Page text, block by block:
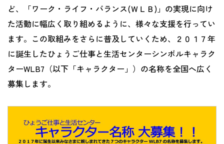
ど、「ワーク・ライフ・バランス(ＷＬＢ) 」の実現に向け
た活動に幅広く取り組めるように、様々な支援を行ってい
ます。この取組みをさらに普及していくため、２０１７年
に誕生したひょうご仕事と生活センターシンボルキャラク
ターWLB7 （以下「キャラクター」）の名称を全国へ広く
募集します。